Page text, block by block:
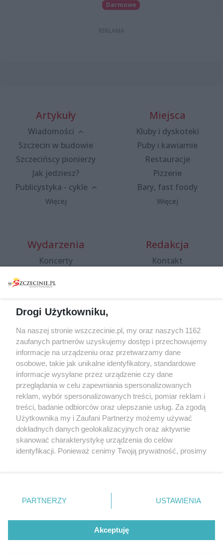
Darmowe
Artykuły
Wiadomości
Szczecin w budowie
Szczecińscy pionierzy
Jak jedziesz?
Publicystyka - cykle
Więcej
Miejsca
Kluby i dyskoteki
Puby i kawiarnie
Restauracje
Pizzerie
Bary, fast foody
Więcej
Wydarzenia
Koncerty
Spacery i oprowadzania
targi
Wernisaże
Więcej
Redakcja
Kontakt
Specjalny koncert z okazji
20. urodzin portalu
wSzczecinie.pl
Regulamin konkursów
śniadaniówka "Hej
Szczecin! Jest piątek!"
Partnerzy
Praca Szczecin
© 2026 wSzczecinie.pl
Created by GOD
Drogi Użytkowniku,
Na naszej stronie wszczecinie.pl, my oraz naszych 1162
zaufanych partnerów uzyskujemy dostęp i przechowujemy
informacje na urządzeniu oraz przetwarzamy dane
osobowe, takie jak unikalne identyfikatory, standardowe
informacje wysyłane przez urządzenie czy dane
przeglądania w celu zapewniania spersonalizowanych
reklam, wybór spersonalizowanych treści, pomiar reklam i
treści, badanie odbiorców oraz ulepszanie usług. Za zgodą
Użytkownika my i Zaufani Partnerzy możemy używać
dokładnych danych geolokalizacyjnych oraz aktywnie
skanować charakterystykę urządzenia do celów
identyfikacji. Ponieważ cenimy Twoją prywatność, prosimy
prywatności znajdujący się w lewym dolnym rogu strony
. Niektóre rodzaje przetwarzania danych nie wymagają
takiemu przetwarzaniu. Preferencje będą miały
zastosowania tylko na tej witrynie.
PARTNERZY USTAWIENIA
Akceptuję